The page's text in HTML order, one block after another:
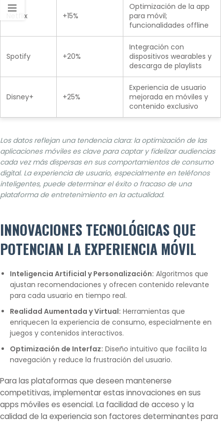
Netflix +15%
Optimización de la app
para móvil;
funcionalidades offline
Spotify +20%
Integración con
dispositivos wearables y
descarga de playlists
Disney+ +25%
Experiencia de usuario
mejorada en móviles y
contenido exclusivo
Los datos reflejan una tendencia clara: la optimización de las
aplicaciones móviles es clave para captar y fidelizar audiencias
cada vez más dispersas en sus comportamientos de consumo
digital. La experiencia de usuario, especialmente en teléfonos
inteligentes, puede determinar el éxito o fracaso de una
plataforma de entretenimiento en la actualidad.
INNOVACIONES TECNOLÓGICAS QUE
POTENCIAN LA EXPERIENCIA MÓVIL
Inteligencia Artificial y Personalización: Algoritmos que
ajustan recomendaciones y ofrecen contenido relevante
para cada usuario en tiempo real.
Realidad Aumentada y Virtual: Herramientas que
enriquecen la experiencia de consumo, especialmente en
juegos y contenidos interactivos.
Optimización de Interfaz: Diseño intuitivo que facilita la
navegación y reduce la frustración del usuario.
Para las plataformas que deseen mantenerse
competitivas, implementar estas innovaciones en sus
apps móviles es esencial. La facilidad de acceso y la
calidad de la experiencia son factores determinantes para